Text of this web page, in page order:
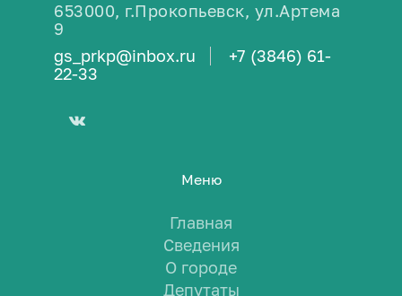
653000, г.Прокопьевск, ул.Артема
9
gs_prkp@inbox.ru
+7 (3846) 61-
22-33
Меню
Главная
Сведения
О городе
Депутаты